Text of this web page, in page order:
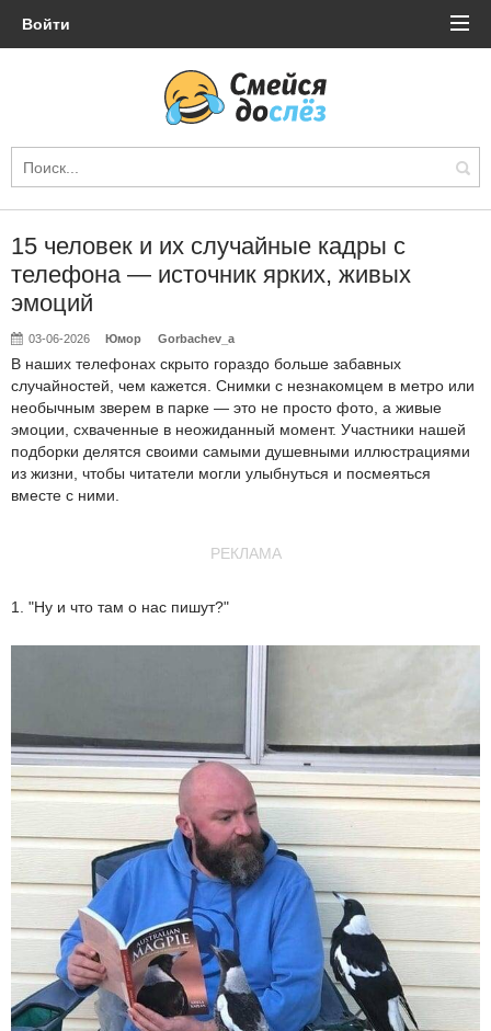
Войти
15 человек и их случайные кадры с
телефона — источник ярких, живых
эмоций
03-06-2026 Юмор Gorbachev_a
В наших телефонах скрыто гораздо больше забавных
случайностей, чем кажется. Снимки с незнакомцем в метро или
необычным зверем в парке — это не просто фото, а живые
эмоции, схваченные в неожиданный момент. Участники нашей
подборки делятся своими самыми душевными иллюстрациями
из жизни, чтобы читатели могли улыбнуться и посмеяться
вместе с ними.
РЕКЛАМА
1. "Ну и что там о нас пишут?"